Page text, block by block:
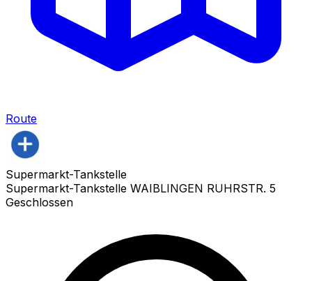
Route
Supermarkt-Tankstelle
Supermarkt-Tankstelle WAIBLINGEN RUHRSTR. 5
Geschlossen